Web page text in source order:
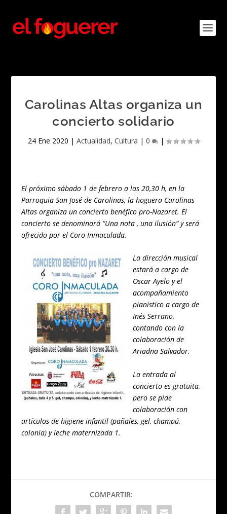
Carolinas Altas organiza un
concierto solidario
24 Ene 2020 | Actualidad, Cultura | 0 |
El próximo sábado 1 de febrero a las 20,30 h, en la
Parroquia San José de Carolinas, la hoguera Carolinas
Altas organiza un concierto benéfico pro-Nazaret. El
concierto se denominará “Una nota , una ilusión” y será
ofrecido por el Coro Inmaculada.
La dirección musical
estará a cargo de
Oscar Ayelo y el
acompañamiento
pianístico a cargo de
Inés Serrano,
contando con la
colaboración de
Ariadna Salvador.
La entrada al
concierto es gratuita,
pero se pide
colaboración con
artículos de higiene infantil (pañales, gel, champú,
colonia) y leche maternizada 1.
COMPARTIR: